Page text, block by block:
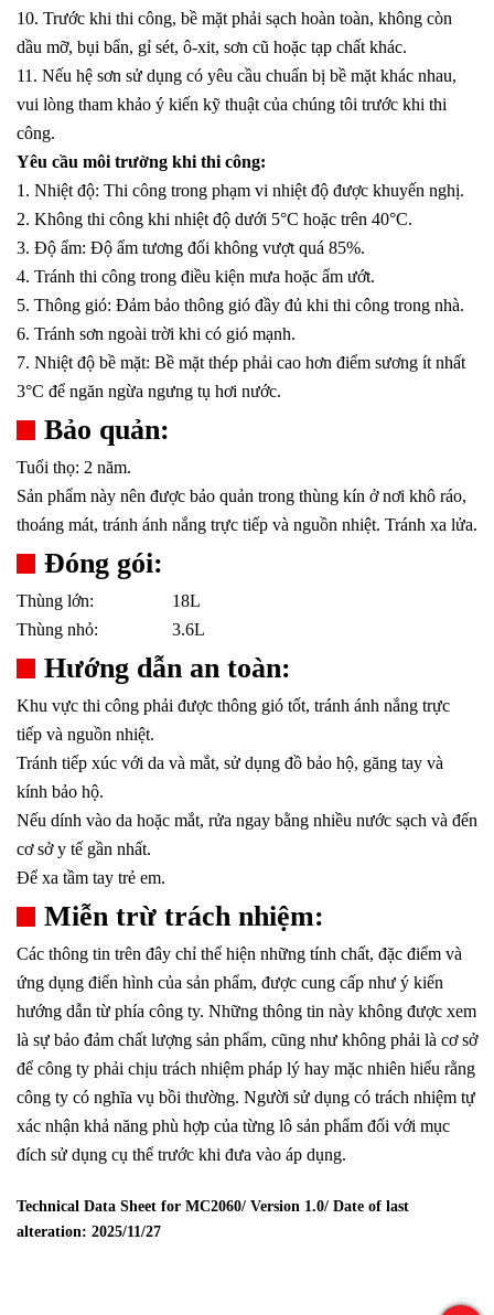
10. Trước khi thi công, bề mặt phải sạch hoàn toàn, không còn
dầu mỡ, bụi bẩn, gỉ sét, ô-xit, sơn cũ hoặc tạp chất khác.
11. Nếu hệ sơn sử dụng có yêu cầu chuẩn bị bề mặt khác nhau,
vui lòng tham khảo ý kiến kỹ thuật của chúng tôi trước khi thi
công.
Yêu cầu môi trường khi thi công:
1. Nhiệt độ: Thi công trong phạm vi nhiệt độ được khuyến nghị.
2. Không thi công khi nhiệt độ dưới 5°C hoặc trên 40°C.
3. Độ ẩm: Độ ẩm tương đối không vượt quá 85%.
4. Tránh thi công trong điều kiện mưa hoặc ẩm ướt.
5. Thông gió: Đảm bảo thông gió đầy đủ khi thi công trong nhà.
6. Tránh sơn ngoài trời khi có gió mạnh.
7. Nhiệt độ bề mặt: Bề mặt thép phải cao hơn điểm sương ít nhất
3°C để ngăn ngừa ngưng tụ hơi nước.
Bảo quản:
Tuổi thọ: 2 năm.
Sản phẩm này nên được bảo quản trong thùng kín ở nơi khô ráo,
thoáng mát, tránh ánh nắng trực tiếp và nguồn nhiệt. Tránh xa lửa.
Đóng gói:
Thùng lớn:
18L
Thùng nhỏ:
3.6L
Hướng dẫn an toàn:
Khu vực thi công phải được thông gió tốt, tránh ánh nắng trực
tiếp và nguồn nhiệt.
Tránh tiếp xúc với da và mắt, sử dụng đồ bảo hộ, găng tay và
kính bảo hộ.
Nếu dính vào da hoặc mắt, rửa ngay bằng nhiều nước sạch và đến
cơ sở y tế gần nhất.
Để xa tầm tay trẻ em.
Miễn trừ trách nhiệm:
Các thông tin trên đây chỉ thể hiện những tính chất, đặc điểm và
ứng dụng điển hình của sản phẩm, được cung cấp như ý kiến
hướng dẫn từ phía công ty. Những thông tin này không được xem
là sự bảo đảm chất lượng sản phẩm, cũng như không phải là cơ sở
để công ty phải chịu trách nhiệm pháp lý hay mặc nhiên hiểu rằng
công ty có nghĩa vụ bồi thường. Người sử dụng có trách nhiệm tự
xác nhận khả năng phù hợp của từng lô sản phẩm đối với mục
đích sử dụng cụ thể trước khi đưa vào áp dụng.
Technical Data Sheet for MC2060/ Version 1.0/ Date of last
alteration: 2025/11/27